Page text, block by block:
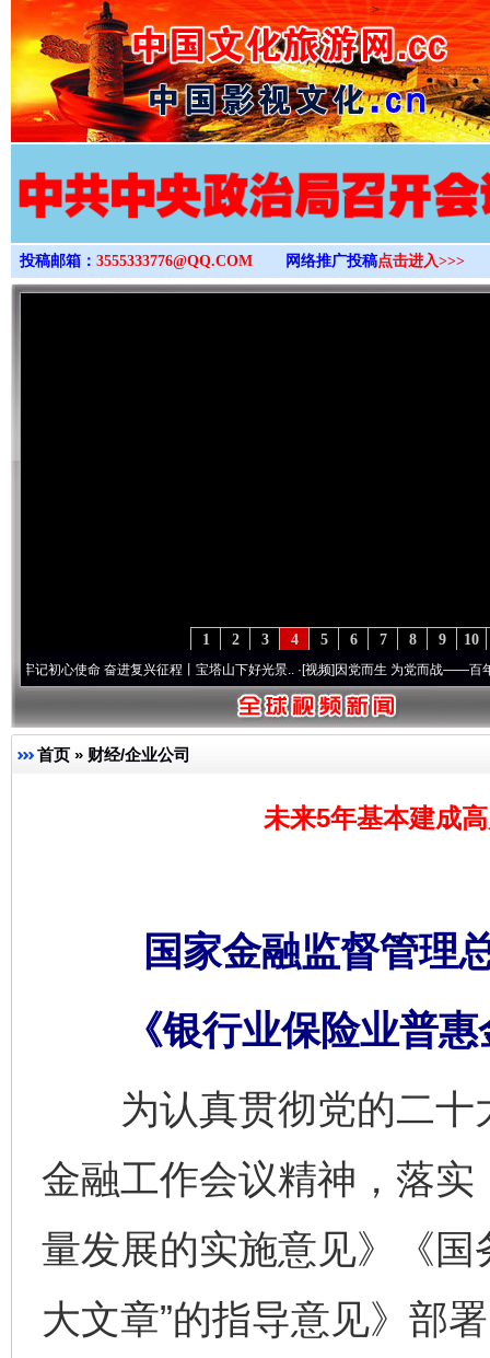
>
投稿邮箱： 3555333776@QQ.COM 网络推广投稿点击进入>>>
10
9
8
7
6
5
4
3
2
1
使命 奋进复兴征程丨宝塔山下好光景..·[视频]因党而生 为党而战——百年“纪”事⑧
首页 » 财经/企业公司
未来5年基本建成
国家金融监督管理
《银行业保险业普
为认真贯彻党的二十
金融工作会议精神，落
量发展的实施意见》《国
大文章”的指导意见》部